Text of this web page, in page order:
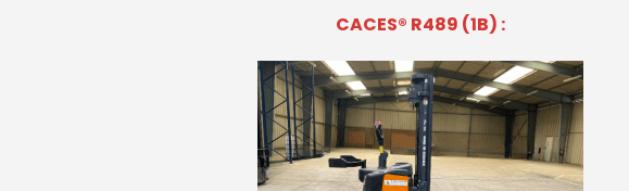
CACES® R489 (1B) :